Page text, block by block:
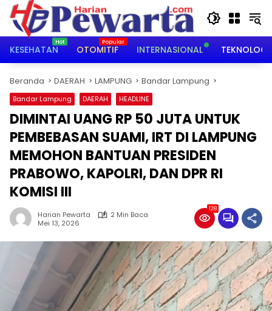
Langsung
konten
KESEHATAN
OTOMITIF INTERNASIONAL TEKNOLOGI
Beranda DAERAH LAMPUNG Bandar Lampung
Bandar Lampung DAERAH HEADLINE
DIMINTAI UANG RP 50 JUTA UNTUK
PEMBEBASAN SUAMI, IRT DI LAMPUNG
MEMOHON BANTUAN PRESIDEN
PRABOWO, KAPOLRI, DAN DPR RI
KOMISI III
Harian Pewarta
2 Min Baca
Mei 13, 2026
128